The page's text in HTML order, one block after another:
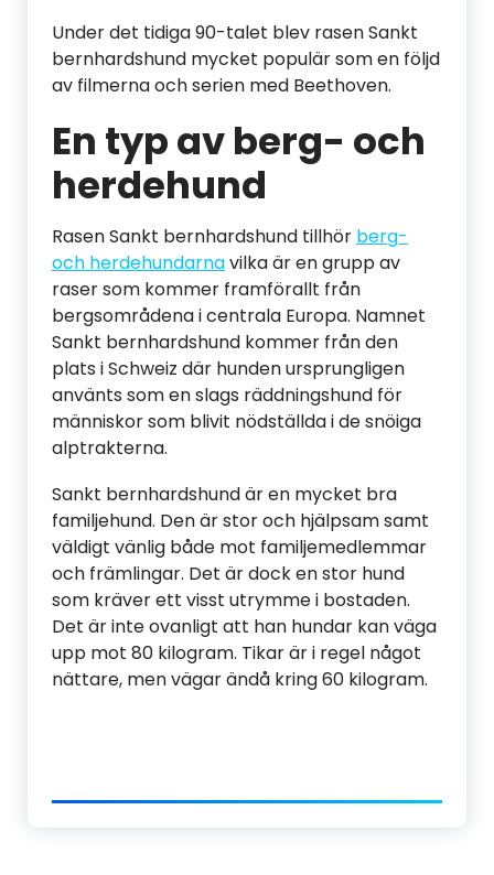
Under det tidiga 90-talet blev rasen Sankt
bernhardshund mycket populär som en följd
av filmerna och serien med Beethoven.
En typ av berg- och
herdehund
Rasen Sankt bernhardshund tillhör berg-
och herdehundarnavilka är en grupp av
raser som kommer framförallt från
bergsområdena i centrala Europa. Namnet
Sankt bernhardshund kommer från den
plats i Schweiz där hunden ursprungligen
använts som en slags räddningshund för
människor som blivit nödställda i de snöiga
alptrakterna.
Sankt bernhardshund är en mycket bra
familjehund. Den är stor och hjälpsam samt
väldigt vänlig både mot familjemedlemmar
och främlingar. Det är dock en stor hund
som kräver ett visst utrymme i bostaden.
Det är inte ovanligt att han hundar kan väga
upp mot 80 kilogram. Tikar är i regel något
nättare, men vägar ändå kring 60 kilogram.